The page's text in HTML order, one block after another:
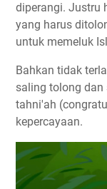
diperangi. Justru
yang harus
untuk memeluk
Bahkan tidak
saling tolong
tahni'ah
kepercayaan.